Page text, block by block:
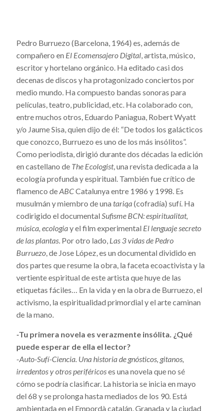
Pedro Burruezo (Barcelona, 1964) es, además de
compañero en El Ecomensajero Digital, artista, músico,
escritor y hortelano orgánico. Ha editado casi dos
decenas de discos y ha protagonizado conciertos por
medio mundo. Ha compuesto bandas sonoras para
películas, teatro, publicidad, etc. Ha colaborado con,
entre muchos otros, Eduardo Paniagua, Robert Wyatt
y/o Jaume Sisa, quien dijo de él: “De todos los galácticos
que conozco, Burruezo es uno de los más insólitos”.
Como periodista, dirigió durante dos décadas la edición
en castellano de The Ecologist, una revista dedicada a la
ecología profunda y espiritual. También fue crítico de
flamenco deABCCatalunya entre 1986 y 1998. Es
musulmán y miembro de una tariqa(cofradía) sufí. Ha
codirigido el documental Sufisme BCN: espiritualitat,
música, ecologiay el film experimental El lenguaje secreto
de las plantas. Por otro lado, Las 3 vidas de Pedro
Burruezo, de Jose López, es un documental dividido en
dos partes que resume la obra, la faceta ecoactivista y la
vertiente espiritual de este artista que huye de las
etiquetas fáciles… En la vida y en la obra de Burruezo, el
activismo, la espiritualidad primordial y el arte caminan
de la mano.
-Tu primera novela es verazmente insólita. ¿Qué
puede esperar de ella el lector?
-Auto-Sufí-Ciencia. Una historia de gnósticos, gitanos,
irredentos y otros periféricoses una novela que no sé
cómo se podría clasificar. La historia se inicia en mayo
del 68 y se prolonga hasta mediados de los 90. Está
ambientada en el Empordà catalán, Granada y la ciudad